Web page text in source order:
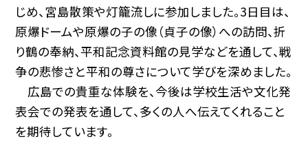
じめ、宮島散策や灯籠流しに参加しました。3日目は、
原爆ドームや原爆の子の像（貞子の像）への訪問、折
り鶴の奉納、平和記念資料館の見学などを通して、戦
争の悲惨さと平和の尊さについて学びを深めました。
広島での貴重な体験を、今後は学校生活や文化発
表会での発表を通して、多くの人へ伝えてくれること
を期待しています。